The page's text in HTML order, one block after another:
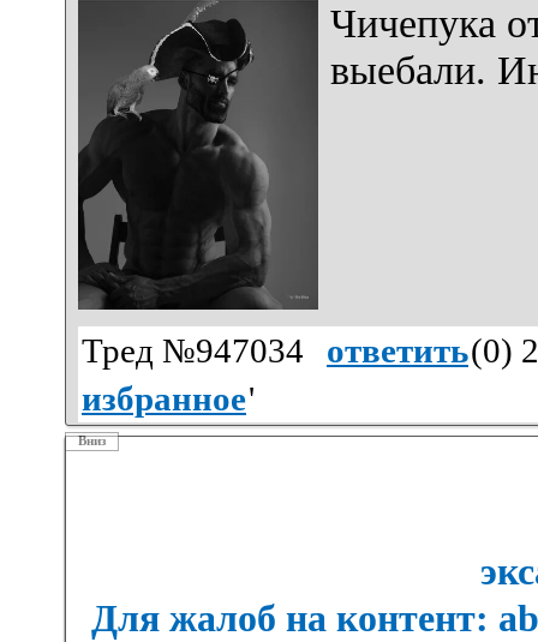
Чичепука
выебали.
Тред №947034 ответить(0)
избранное'
Вниз
Для жалоб на контент: